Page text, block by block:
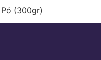
(300gr)